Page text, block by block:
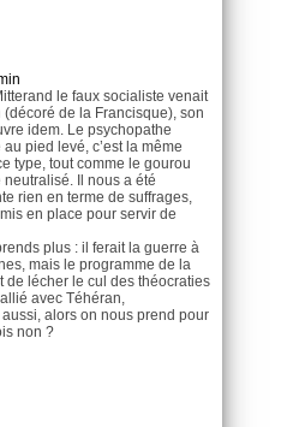
le faux socialiste venait
de la Francisque), son
idem. Le psychopathe
pied levé, c’est la même
type, tout comme le gourou
Il nous a été
rien en terme de suffrages,
en place pour servir de
plus : il ferait la guerre à
mais le programme de la
de lécher le cul des théocraties
avec Téhéran,
alors on nous prend pour
non ?